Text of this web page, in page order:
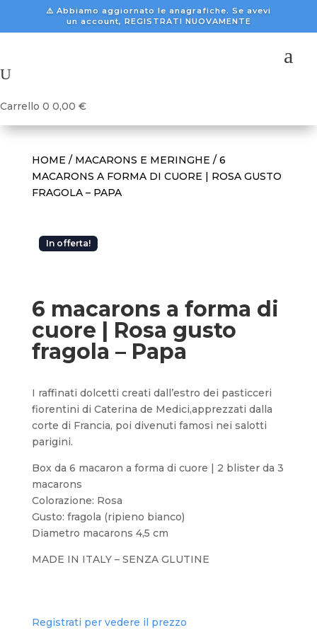
⚠️ Abbiamo aggiornato le anagrafiche. Se avevi
un account, REGISTRATI NUOVAMENTE
a
U
Carrello 0 0,00 €
HOME / MACARONS E MERINGHE / 6
MACARONS A FORMA DI CUORE | ROSA GUSTO
FRAGOLA – PAPA
In offerta!
6 macarons a forma di
cuore | Rosa gusto
fragola – Papa
I raffinati dolcetti creati dall’estro dei pasticceri
fiorentini di Caterina de Medici,apprezzati dalla
corte di Francia, poi divenuti famosi nei salotti
parigini.
Box da 6 macaron a forma di cuore | 2 blister da 3
macarons
Colorazione: Rosa
Gusto: fragola (ripieno bianco)
Diametro macarons 4,5 cm
MADE IN ITALY – SENZA GLUTINE
Registrati per vedere il prezzo